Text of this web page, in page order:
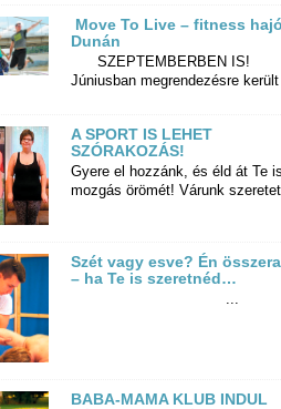
Move To Live – fitness
Dunán
SZEPTEMBERBEN IS!
Júniusban megrendezésre került az
A SPORT IS LEHET
SZÓRAKOZÁS!
Gyere el hozzánk, és éld át Te
mozgás örömét! Várunk
Szét vagy esve? Én
– ha Te is szeretnéd…
...
BABA-MAMA KLUB INDUL
Rákosszentmihályon, a Napfény